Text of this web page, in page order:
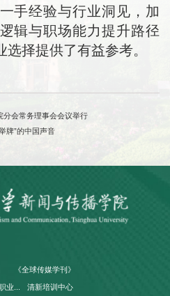
手经验与行业洞见，加
辑与职场能力提升路径
择提供了有益参考。
分会常务理事会会议举行
牌”的中国声音
《全球传媒学刊》
业... 清新培训中心